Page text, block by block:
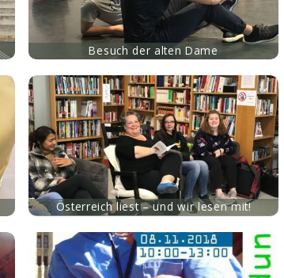
Besuch der alten Dame
Österreich liest – und wir lesen mit!
mehr
mehr